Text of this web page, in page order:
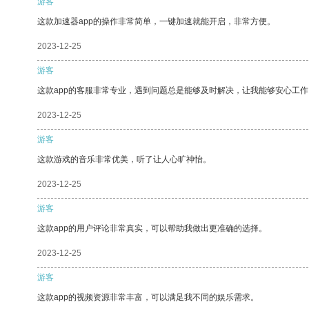
这款加速器app的操作非常简单，一键加速就能开启，非常方便。
2023-12-25
游客
这款app的客服非常专业，遇到问题总是能够及时解决，让我能够安心工
2023-12-25
游客
这款游戏的音乐非常优美，听了让人心旷神怡。
2023-12-25
游客
这款app的用户评论非常真实，可以帮助我做出更准确的选择。
2023-12-25
游客
这款app的视频资源非常丰富，可以满足我不同的娱乐需求。